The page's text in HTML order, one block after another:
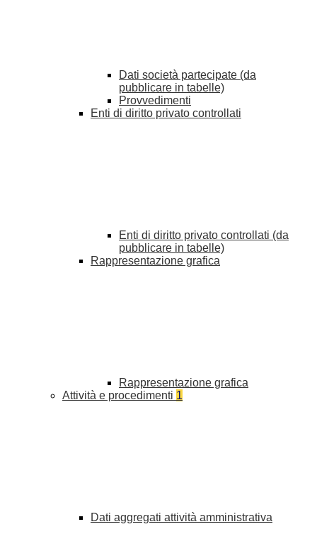
Dati società partecipate (da
pubblicare in tabelle)
Provvedimenti
Enti di diritto privato controllati
Enti di diritto privato controllati (da
pubblicare in tabelle)
Rappresentazione grafica
Rappresentazione grafica
Attività e procedimenti 1
Dati aggregati attività amministrativa